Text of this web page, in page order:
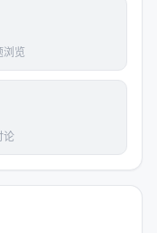
师做对照组。不
诊的真实医生。
不讨论。结果怎
味着真实的分歧
常被解释为"轻微
浏览
论